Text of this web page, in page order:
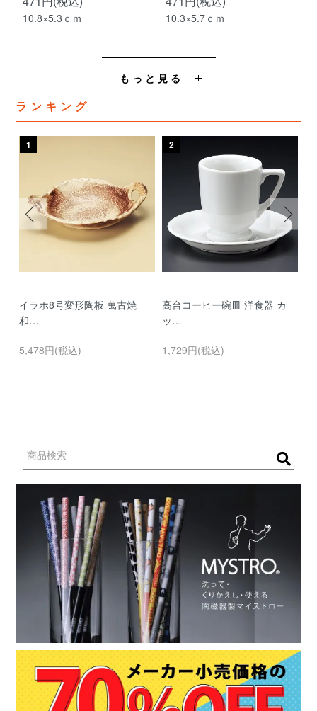
10.8×5.3ｃｍ 10.3×5.7ｃｍ
もっと見る
ランキング
1
イラホ8号変形陶板 萬古焼
和…
5,478円(税込)
2
高台コーヒー碗皿 洋食器 カ
ッ…
1,729円(税込)